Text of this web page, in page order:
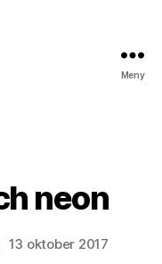
Meny
neon
13 oktober 2017